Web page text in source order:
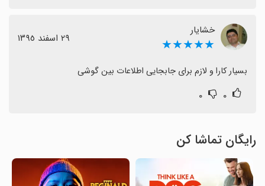
خشایار
★★★★★ ٢٩ اسفند ١٣٩٥
بسیار کارا و لازم برای جابجایی اطلاعات بین گوشی
۰ ۰
رایگان تماشا کن